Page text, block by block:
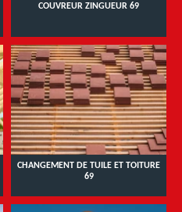
COUVREUR ZINGUEUR 69
CHANGEMENT DE TUILE ET TOITURE
69